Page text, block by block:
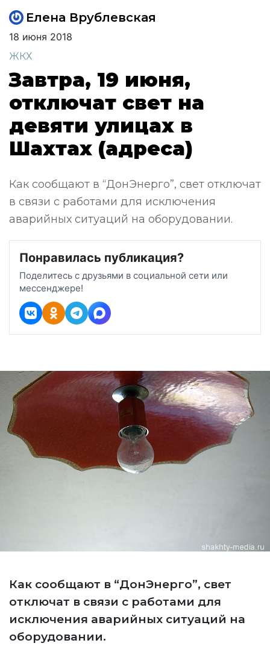
Елена Врублевская
18 июня 2018
ЖКХ
Завтра, 19 июня,
отключат свет на
девяти улицах в
Шахтах (адреса)
Как сообщают в “ДонЭнерго”, свет отключат
в связи с работами для исключения
аварийных ситуаций на оборудовании.
Понравилась публикация?
Поделитесь с друзьями в социальной сети или
мессенджере!
Как сообщают в “ДонЭнерго”, свет
отключат в связи с работами для
исключения аварийных ситуаций на
оборудовании.